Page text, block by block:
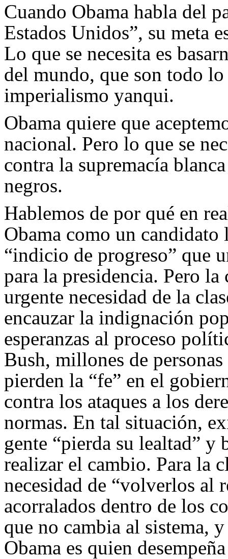
Cuando Obama habla del
Estados Unidos”, su meta
Lo que se necesita es
del mundo, que son todo
imperialismo yanqui.
Obama quiere que
nacional. Pero lo que se
contra la supremacía
negros.
Hablemos de por qué en
Obama como un
“indicio de progreso” que
para la presidencia. Pero
urgente necesidad de la
encauzar la indignación
esperanzas al proceso
Bush, millones de
pierden la “fe” en el
contra los ataques a los
normas. En tal situación,
gente “pierda su lealtad” y
realizar el cambio. Para la
necesidad de “volverlos al
acorralados dentro de los
que no cambia al sistema,
Obama es quien